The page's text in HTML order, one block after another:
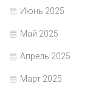
Июнь 2025
Май 2025
Апрель 2025
Март 2025